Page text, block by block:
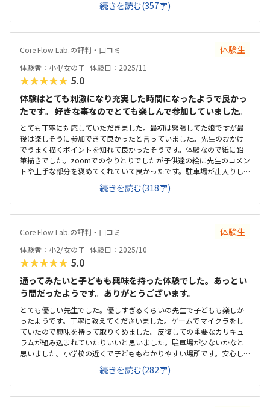
かったです。息子には少し椅子が高かったようで、足がぶらぶらして
しまっていました。料金、回数ともに適正だと思いました。振替が出
来るという点も助かります。また試験が受けられるという点も、交通
い雰囲気があり良かったです。教材もどんどんレベルアップしていけ
るので、成長が楽しみです。
続きを読む(357字)
Core Flow Lab.の評判・口コミ 体験生
体験者：小4/女の子 体験日：2025/11
★★★★★ 5.0
体験はとても刺激になり充実した時間になったようで良かっ
たです。 好きな事なのでとても楽しんで参加していました。
とても丁寧に対応していただきました。最初は緊張してた娘ですが最
後は楽しそうに参加できて良かったと言っていました。先生のおかけ
でうまく描くポイントを知れて良かったそうです。体験なので紙に鉛
筆描きでした。zoomでのやりとりでしたが子供達の絵に先生のコメン
トや上手な部分を褒めてくれていて良かったです。駐車場が出入りし
にくかったです。それ以外は場所も分かりやすく近くだったので良か
ったです。新しくキレイで明るい室内でした。木の温もりを感じる室
内で落ち着いた感じで居やすかったです。インストラクターの先生の
指導なので少し高く感じますがしょうがないかなぁと思います。先生
んでました！
続きを読む(318字)
Core Flow Lab.の評判・口コミ 体験生
体験者：小2/女の子 体験日：2025/10
★★★★★ 5.0
通ってみたいと子どもも興味を持った体験でした。あっとい
う間だったようです。ありがとうございます。
とても優しい先生でした。優しすぎるくらいの先生で子どもも楽しか
ったようです。丁寧に教えてくださいました。ゲームでマイクラをし
ていたので興味を持って取りくめました。反復しての重要なカリキュ
ラムが組み込まれていたりいいと思いました。駐車場が少ないかなと
思いました。小学校の近くで子どももわかりやすい場所です。安心し
て通うことができます？おしゃれでキレイでした。外装からおしゃれ
でカフェに通っている気がします。おしゃれな場所で勉強できること
楽しみにしています。他の習い事に比べ少し高めですが自分で教えら
れないことを様々な教材で教えてくれるためこれくらいかな？と思い
続きを読む(282字)